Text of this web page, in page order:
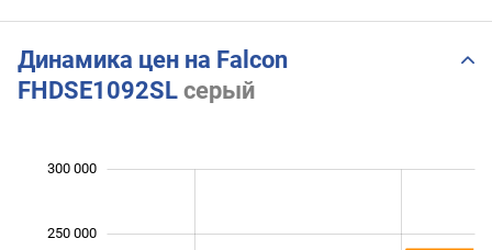
Динамика цен на Falcon
FHDSE1092SL серый
300 000
250 000